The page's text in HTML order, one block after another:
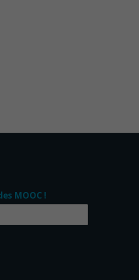
MOOC !